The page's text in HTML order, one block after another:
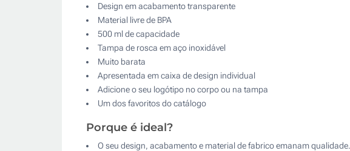
Design em acabamento transparente
Material livre de BPA
500 ml de capacidade
Tampa de rosca em aço inoxidável
Muito barata
Apresentada em caixa de design individual
Adicione o seu logótipo no corpo ou na tampa
Um dos favoritos do catálogo
Porque é ideal?
O seu design, acabamento e material de fabrico emanam qualidade.